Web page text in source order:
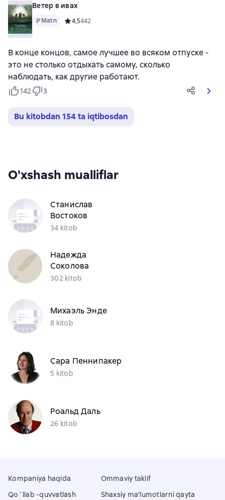
Ветер в ивах
Matn Средний рейтинг 4,5 на основе 442 оценок
4,5442
В конце концов, самое лучшее во всяком отпуске -
это не столько отдыхать самому, сколько
наблюдать, как другие работают.
142 3
Bu kitobdan 154 ta iqtibosdan
O'xshash mualliflar
Станислав
Востоков
34 kitob
Надежда
Соколова
302 kitob
Михаэль Энде
8 kitob
Сара Пеннипакер
5 kitob
Роальд Даль
26 kitob
Kompaniya haqida
Qo`llab -quvvatlash
Ommaviy taklif
Shaxsiy ma'lumotlarni qayta